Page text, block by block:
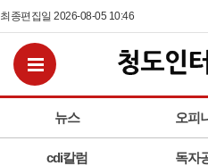
최종편집일 2026-08-05 10:46
뉴스 오피
cdi칼럼 독자
전체메뉴보기